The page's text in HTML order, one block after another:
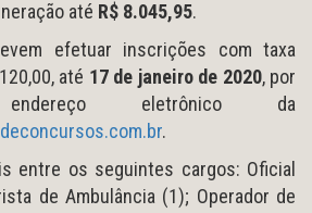
até R$ 8.045,95.
efetuar inscrições com taxa
até 17 de janeiro de 2020, por
eletrônico da
.
entre os seguintes cargos: Oficial
de Ambulância (1); Operador de